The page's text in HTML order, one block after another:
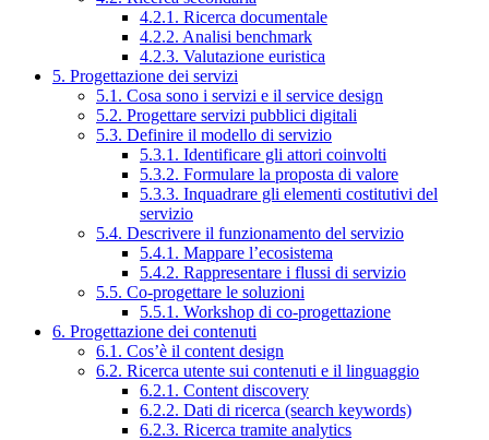
4.2.1. Ricerca documentale
4.2.2. Analisi benchmark
4.2.3. Valutazione euristica
5. Progettazione dei servizi
5.1. Cosa sono i servizi e il service design
5.2. Progettare servizi pubblici digitali
5.3. Definire il modello di servizio
5.3.1. Identificare gli attori coinvolti
5.3.2. Formulare la proposta di valore
5.3.3. Inquadrare gli elementi costitutivi del
servizio
5.4. Descrivere il funzionamento del servizio
5.4.1. Mappare l’ecosistema
5.4.2. Rappresentare i flussi di servizio
5.5. Co-progettare le soluzioni
5.5.1. Workshop di co-progettazione
6. Progettazione dei contenuti
6.1. Cos’è il content design
6.2. Ricerca utente sui contenuti e il linguaggio
6.2.1. Content discovery
6.2.2. Dati di ricerca (search keywords)
6.2.3. Ricerca tramite analytics